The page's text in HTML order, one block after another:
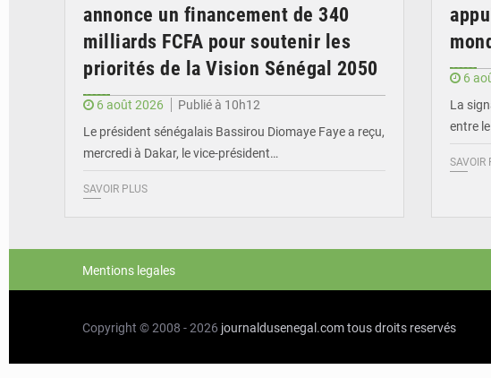
annonce un financement de 340
milliards FCFA pour soutenir les
priorités de la Vision Sénégal 2050
6 août 2026
Publié à 10h12
Le président sénégalais Bassirou Diomaye Faye a reçu,
mercredi à Dakar, le vice-président…
SAVOIR PLUS
6
La
entre
SAVOIR
Mentions legales
Copyright © 2008 - 2026 journaldusenegal.comtous droits reservés